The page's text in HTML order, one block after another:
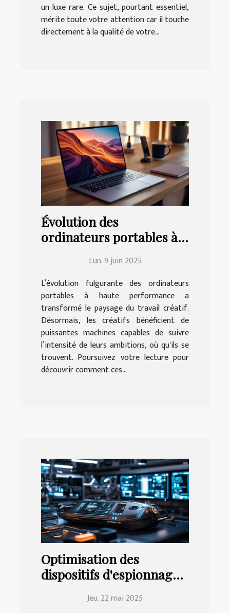
un luxe rare. Ce sujet, pourtant essentiel,
mérite toute votre attention car il touche
directement à la qualité de votre...
Évolution des
ordinateurs portables à
leur impact sur le travail
créatif
Lun. 9 juin 2025
L’évolution fulgurante des ordinateurs
portables à haute performance a
transformé le paysage du travail créatif.
Désormais, les créatifs bénéficient de
puissantes machines capables de suivre
l’intensité de leurs ambitions, où qu'ils se
trouvent. Poursuivez votre lecture pour
découvrir comment ces...
Optimisation des
dispositifs d'espionnage
Jeu. 22 mai 2025